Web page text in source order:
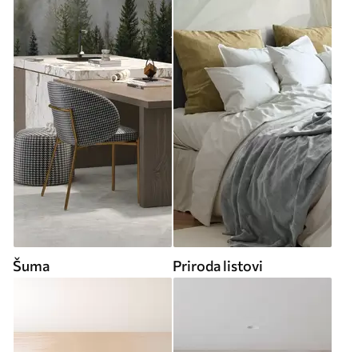
Šuma Priroda listovi